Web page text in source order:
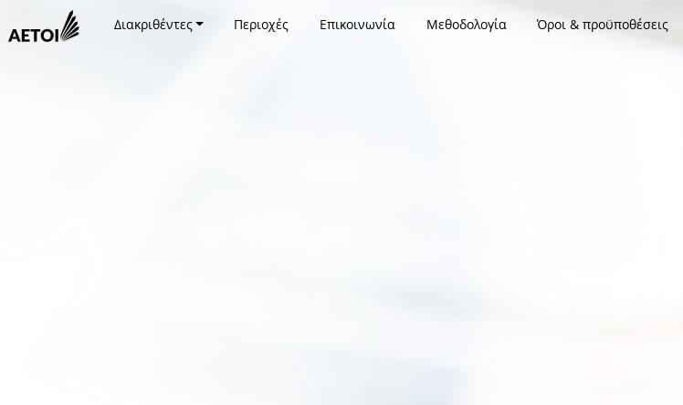
Διακριθέντες Περιοχές Επικοινωνία Μεθοδολογία Όροι & προϋποθέσεις